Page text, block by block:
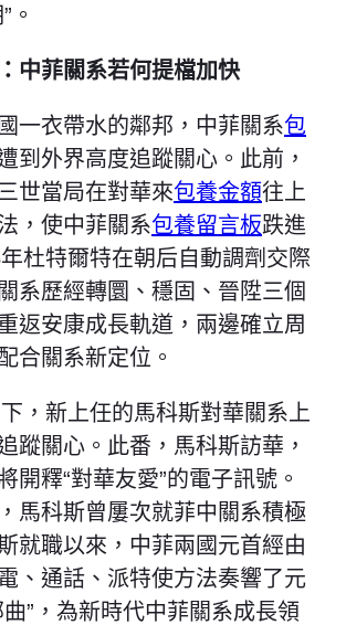
。
菲關系若何提檔加快
衣帶水的鄰邦，中菲關系包
到外界高度追蹤關心。此前，
世當局在對華來包養金額往上
，使中菲關系包養留言板跌進
杜特爾特在朝后自動調劑交際
系歷經轉圜、穩固、晉陞三個
返安康成長軌道，兩邊確立周
合關系新定位。
新上任的馬科斯對華關系上
蹤關心。此番，馬科斯訪華，
開釋“對華友愛”的電子訊號。
馬科斯曾屢次就菲中關系積極
就職以來，中菲兩國元首經由
、通話、派特使方法奏響了元
曲”，為新時代中菲關系成長領